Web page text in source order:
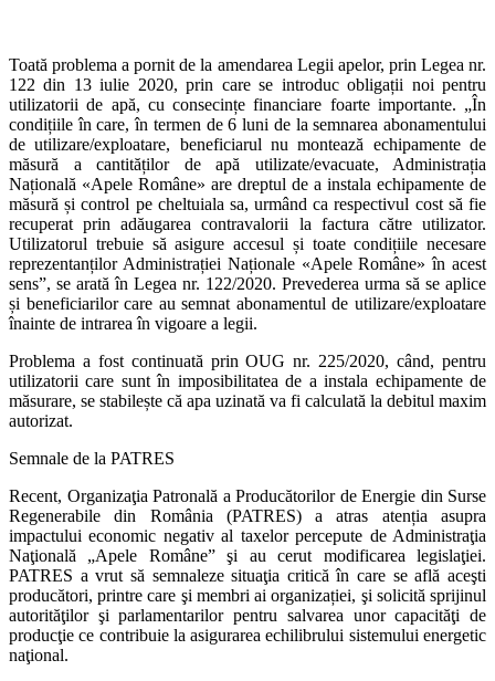
Toată problema a pornit de la amendarea Legii apelor, prin Legea nr.
122 din 13 iulie 2020, prin care se introduc obligații noi pentru
utilizatorii de apă, cu consecințe financiare foarte importante. „În
condițiile în care, în termen de 6 luni de la semnarea abonamentului
de utilizare/exploatare, beneficiarul nu montează echipamente de
măsură a cantităților de apă utilizate/evacuate, Administrația
Națională «Apele Române» are dreptul de a instala echipamente de
măsură și control pe cheltuiala sa, urmând ca respectivul cost să fie
recuperat prin adăugarea contravalorii la factura către utilizator.
Utilizatorul trebuie să asigure accesul și toate condițiile necesare
reprezentanților Administrației Naționale «Apele Române» în acest
sens”, se arată în Legea nr. 122/2020. Prevederea urma să se aplice
și beneficiarilor care au semnat abonamentul de utilizare/exploatare
înainte de intrarea în vigoare a legii.
Problema a fost continuată prin OUG nr. 225/2020, când, pentru
utilizatorii care sunt în imposibilitatea de a instala echipamente de
măsurare, se stabilește că apa uzinată va fi calculată la debitul maxim
autorizat.
Semnale de la PATRES
Recent, Organizaţia Patronală a Producătorilor de Energie din Surse
Regenerabile din România (PATRES) a atras atenția asupra
impactului economic negativ al taxelor percepute de Administraţia
Naţională „Apele Române” şi au cerut modificarea legislaţiei.
PATRES a vrut să semnaleze situaţia critică în care se află aceşti
producători, printre care şi membri ai organizației, şi solicită sprijinul
autorităţilor şi parlamentarilor pentru salvarea unor capacităţi de
producţie ce contribuie la asigurarea echilibrului sistemului energetic
naţional.